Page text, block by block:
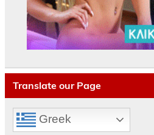
Translate our Page
Greek